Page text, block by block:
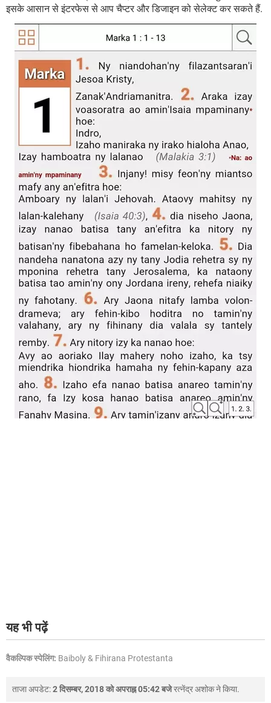
इसके आसान से इंटरफेस से आप चैप्टर और डिजाइन को सेलेक्ट कर सकते हैं.
यह भी पढ़ें
वैकल्पिक स्पेलिंग: Baiboly & Fihirana Protestanta
ताजा अपडेट:2 दिसम्बर, 2018 को अपराह्न 05:42 बजेरत्नेंद्र अशोकने किया.